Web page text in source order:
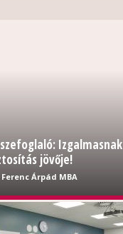
Izgalmasnak
jövője!
Ferenc Árpád MBA